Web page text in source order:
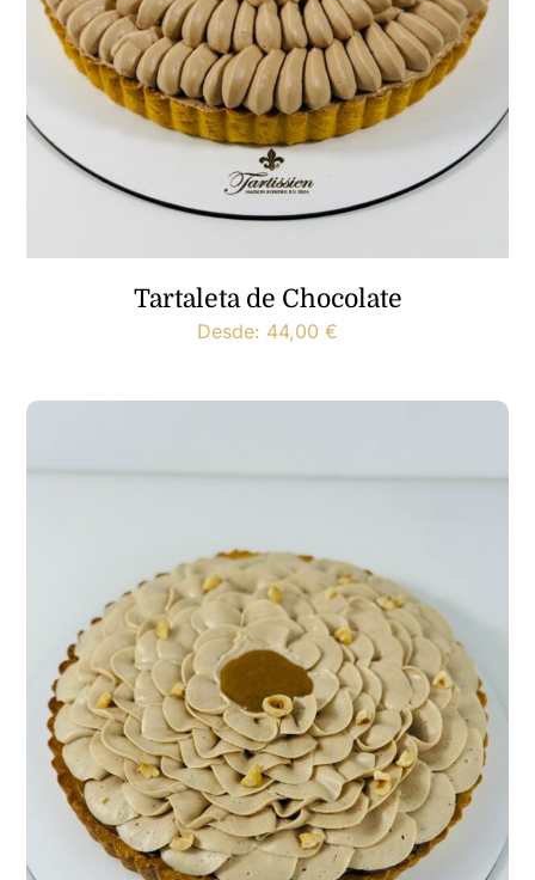
Tartaleta de Chocolate
Desde: 44,00 €